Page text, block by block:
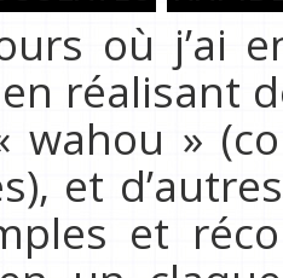
où j’ai
réalisant
wahou »
et
et